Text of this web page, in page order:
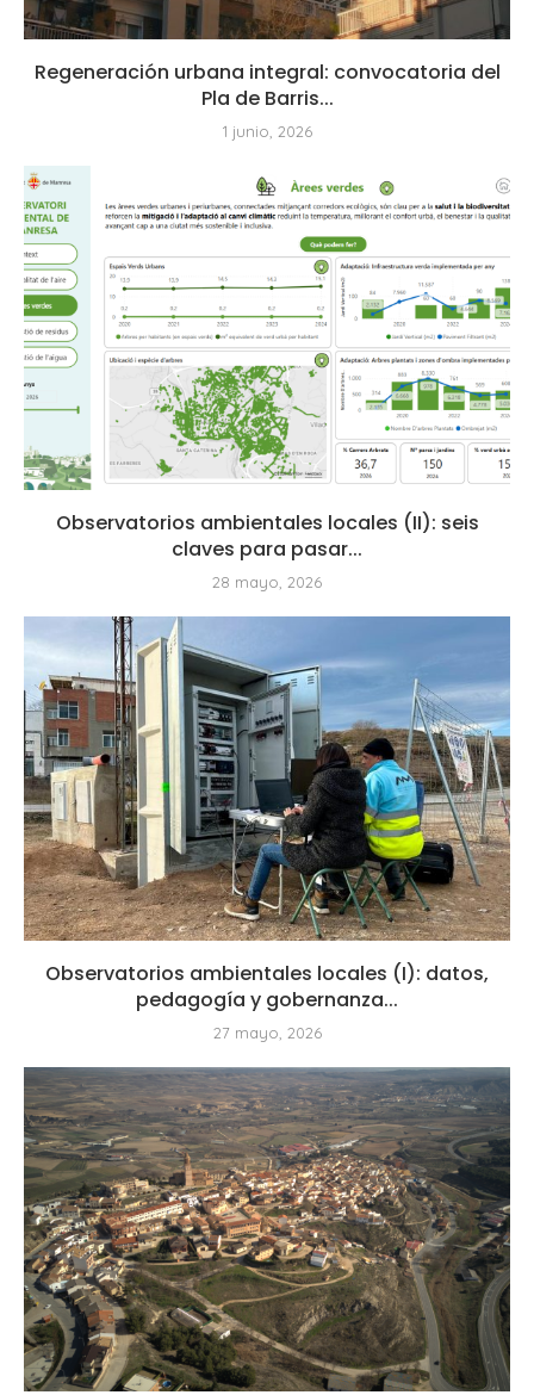
Regeneración urbana integral: convocatoria del
Pla de Barris...
1 junio, 2026
Observatorios ambientales locales (II): seis
claves para pasar...
28 mayo, 2026
Observatorios ambientales locales (I): datos,
pedagogía y gobernanza...
27 mayo, 2026